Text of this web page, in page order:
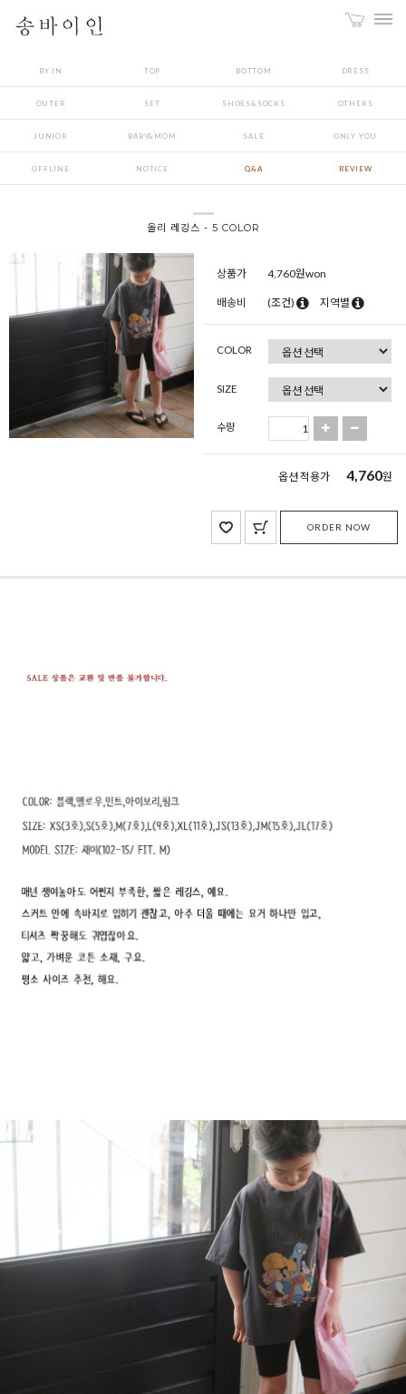
BY IN TOP BOTTOM DRESS
OUTER SET SHOES&SOCKS OTHERS
JUNIOR BABY&MOM SALE ONLY YOU
OFFLINE NOTICE Q&A REVIEW
올리 레깅스 - 5 COLOR
상품가 4,760원won
배송비 (조건) 지역별
COLOR
SIZE
수량
옵션 적용가 4,760원
ORDER NOW